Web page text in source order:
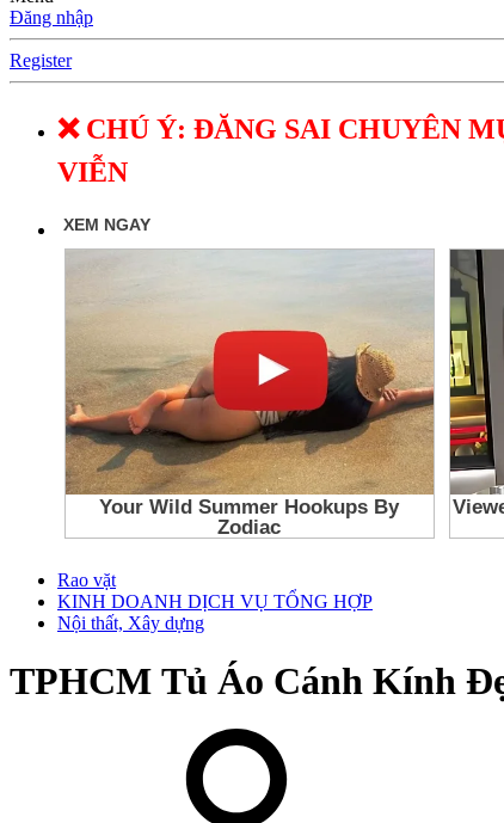
Đăng nhập
Register
❌ CHÚ Ý: ĐĂNG SAI CHUYÊN
VIỄN
Rao vặt
KINH DOANH DỊCH VỤ TỔNG HỢP
Nội thất, Xây dựng
TPHCM Tủ Áo Cánh Kính